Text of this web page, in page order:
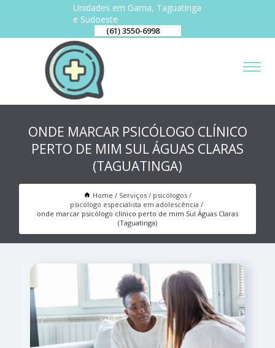
Unidades em Gama, Taguatinga
e Sudoeste
(61) 3550-6998
ONDE MARCAR PSICÓLOGO CLÍNICO
PERTO DE MIM SUL ÁGUAS CLARAS
(TAGUATINGA)
Home Serviços
psicólogos
psicólogo especialista em adolescência
onde marcar psicólogo clínico perto de mim Sul Águas Claras
(Taguatinga)